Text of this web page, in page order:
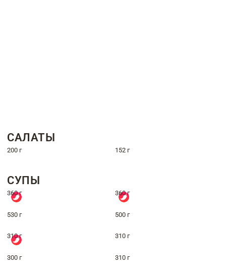
САЛАТЫ
200 г 152 г
СУПЫ
360 г 360 г
530 г 500 г
310 г 310 г
300 г 310 г